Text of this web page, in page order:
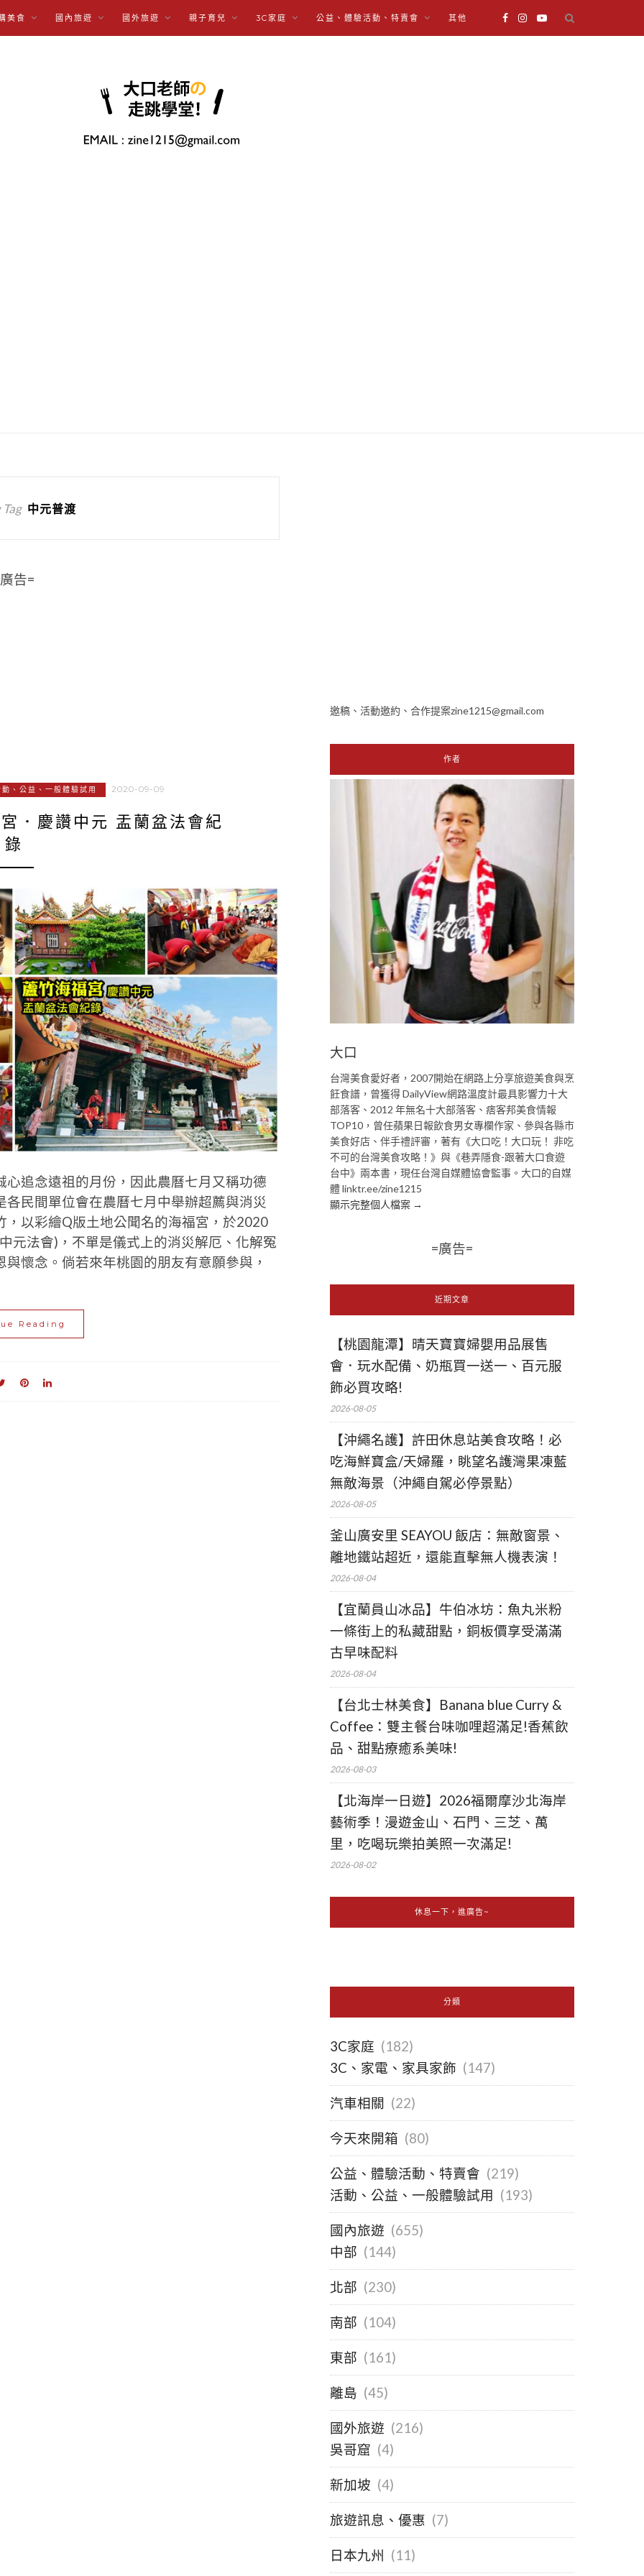
美食 國內旅遊 國外旅遊 親子育兒 3C家庭 公益、體驗活動、特賣會 其他
中元普渡
告=
動、公益、一般體驗試用 2020-09-09
．慶讚中元 盂蘭盆法會紀
錄
追念遠祖的月份，因此農曆七月又稱功德
民間單位會在農曆七月中舉辦超薦與消災
以彩繪Q版土地公聞名的海福宮，於2020
元法會)，不單是儀式上的消災解厄、化解冤
懷念。倘若來年桃園的朋友有意願參與，
Reading
邀稿、活動邀約、合作提案zine1215@gmail.com
作者
大口
台灣美食愛好者，2007開始在網路上分享旅遊美食與烹
飪食譜，曾獲得 DailyView網路溫度計最具影響力十大
部落客、2012 年無名十大部落客、痞客邦美食情報
TOP10，曾任蘋果日報飲食男女專欄作家、參與各縣市
美食好店、伴手禮評審，著有《大口吃！大口玩！ 非吃
不可的台灣美食攻略！》與《巷弄隱食-跟著大口食遊
台中》兩本書，現任台灣自媒體協會監事。大口的自媒
體 linktr.ee/zine1215
顯示完整個人檔案 →
=廣告=
近期文章
【桃園龍潭】晴天寶寶婦嬰用品展售
會．玩水配備、奶瓶買一送一、百元服
飾必買攻略!
2026-08-05
【沖繩名護】許田休息站美食攻略！必
吃海鮮寶盒/天婦羅，眺望名護灣果凍藍
無敵海景（沖繩自駕必停景點）
2026-08-05
釜山廣安里 SEAYOU 飯店：無敵窗景、
離地鐵站超近，還能直擊無人機表演！
2026-08-04
【宜蘭員山冰品】牛伯冰坊：魚丸米粉
一條街上的私藏甜點，銅板價享受滿滿
古早味配料
2026-08-04
【台北士林美食】Banana blue Curry &
Coffee：雙主餐台味咖哩超滿足!香蕉飲
品、甜點療癒系美味!
2026-08-03
【北海岸一日遊】2026福爾摩沙北海岸
藝術季！漫遊金山、石門、三芝、萬
里，吃喝玩樂拍美照一次滿足!
2026-08-02
休息一下，進廣告~
分類
3C家庭 (182)
3C、家電、家具家飾 (147)
汽車相關 (22)
今天來開箱 (80)
公益、體驗活動、特賣會 (219)
活動、公益、一般體驗試用 (193)
國內旅遊 (655)
中部 (144)
北部 (230)
南部 (104)
東部 (161)
離島 (45)
國外旅遊 (216)
吳哥窟 (4)
新加坡 (4)
旅遊訊息、優惠 (7)
日本九州 (11)